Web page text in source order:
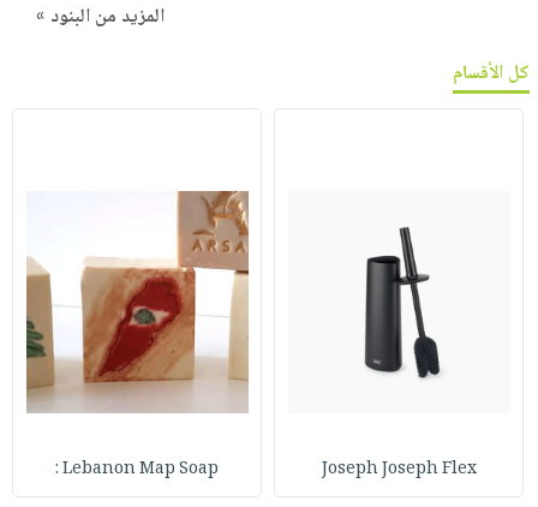
المزيد من البنود »
كل الأقسام
Joseph Joseph Flex
Lebanon Map Soap :